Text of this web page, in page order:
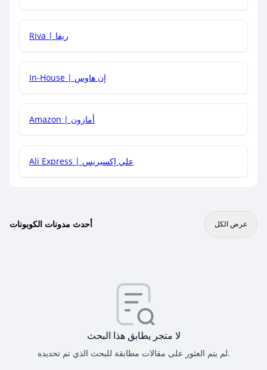
هل يمكنني جمع كود خصم مع العروض الأخرى؟
Riva | ريفا
In-House | إن هاوس
Amazon | أمازون
Ali Express | علي إكسبريس
أحدث مدونات الكوبونات عرض الكل
لا متجر يطابق هذا البحث
لم يتم العثور على مقالات مطابقة للبحث الذي تم تحديده.